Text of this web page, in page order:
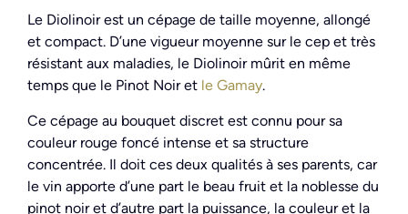
Le Diolinoir est un cépage de taille moyenne, allongé
et compact. D’une vigueur moyenne sur le cep et très
résistant aux maladies, le Diolinoir mûrit en même
temps que le Pinot Noir et le Gamay.
Ce cépage au bouquet discret est connu pour sa
couleur rouge foncé intense et sa structure
concentrée. Il doit ces deux qualités à ses parents, car
le vin apporte d’une part le beau fruit et la noblesse du
pinot noir et d’autre part la puissance, la couleur et la